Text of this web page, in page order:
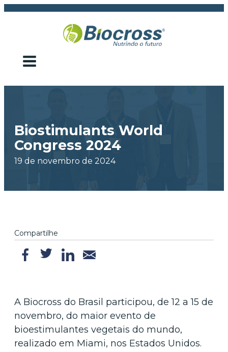
Biostimulants World
Congress 2024
19 de novembro de 2024
Compartilhe
A Biocross do Brasil participou, de 12 a 15 de
novembro, do maior evento de
bioestimulantes vegetais do mundo,
realizado em Miami, nos Estados Unidos.